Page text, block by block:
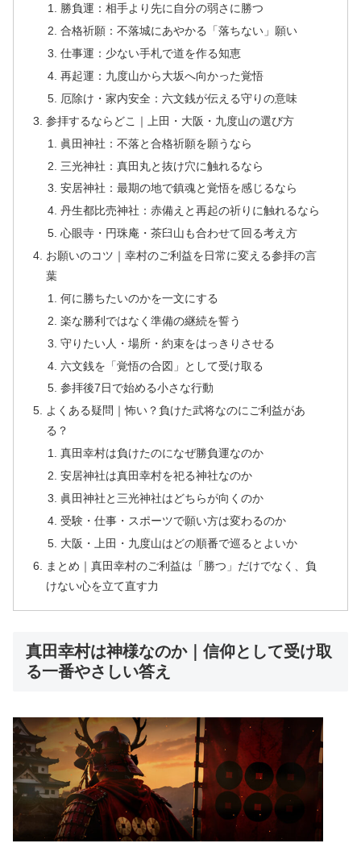
勝負運：相手より先に自分の弱さに勝つ
合格祈願：不落城にあやかる「落ちない」願い
仕事運：少ない手札で道を作る知恵
再起運：九度山から大坂へ向かった覚悟
厄除け・家内安全：六文銭が伝える守りの意味
参拝するならどこ｜上田・大阪・九度山の選び方
眞田神社：不落と合格祈願を願うなら
三光神社：真田丸と抜け穴に触れるなら
安居神社：最期の地で鎮魂と覚悟を感じるなら
丹生都比売神社：赤備えと再起の祈りに触れるなら
心眼寺・円珠庵・茶臼山も合わせて回る考え方
お願いのコツ｜幸村のご利益を日常に変える参拝の言
葉
何に勝ちたいのかを一文にする
楽な勝利ではなく準備の継続を誓う
守りたい人・場所・約束をはっきりさせる
六文銭を「覚悟の合図」として受け取る
参拝後7日で始める小さな行動
よくある疑問｜怖い？負けた武将なのにご利益があ
る？
真田幸村は負けたのになぜ勝負運なのか
安居神社は真田幸村を祀る神社なのか
眞田神社と三光神社はどちらが向くのか
受験・仕事・スポーツで願い方は変わるのか
大阪・上田・九度山はどの順番で巡るとよいか
まとめ｜真田幸村のご利益は「勝つ」だけでなく、負
けない心を立て直す力
真田幸村は神様なのか｜信仰として受け取
る一番やさしい答え